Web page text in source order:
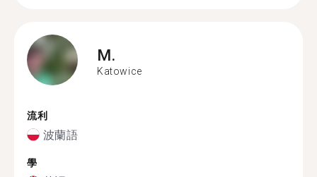
M.
Katowice
流利
波蘭語
學